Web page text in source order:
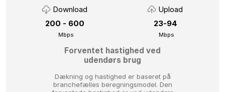
Download
200 - 600
Mbps
Upload
23-94
Mbps
Forventet hastighed ved
udendørs brug
Dækning og hastighed er baseret på
branchefælles beregningsmodel. Den